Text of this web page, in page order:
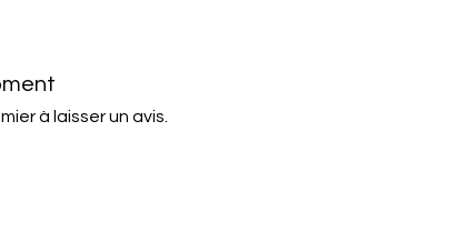
à laisser un avis.